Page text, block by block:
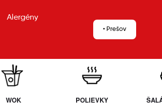
Alergény
• Prešov
WOK POLIEVKY